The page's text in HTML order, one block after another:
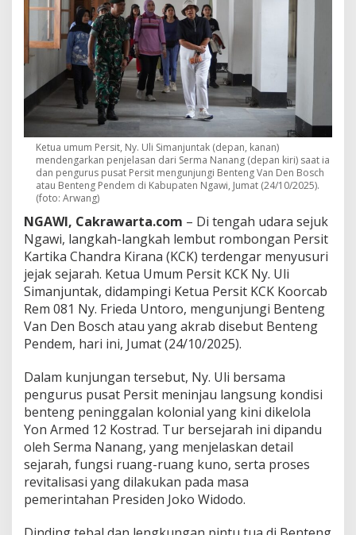
y
.
U
l
i
S
i
m
a
n
j
u
n
t
k
K
a
g
u
m
i
K
i
d
a
h
a
n
d
a
n
N
Ketua umum Persit, Ny. Uli Simanjuntak (depan, kanan)
mendengarkan penjelasan dari Serma Nanang (depan kiri) saat ia
dan pengurus pusat Persit mengunjungi Benteng Van Den Bosch
atau Benteng Pendem di Kabupaten Ngawi, Jumat (24/10/2025).
(foto: Arwang)
NGAWI, Cakrawarta.com – Di tengah udara sejuk
Ngawi, langkah-langkah lembut rombongan Persit
Kartika Chandra Kirana (KCK) terdengar menyusuri
jejak sejarah. Ketua Umum Persit KCK Ny. Uli
Simanjuntak, didampingi Ketua Persit KCK Koorcab
Rem 081 Ny. Frieda Untoro, mengunjungi Benteng
Van Den Bosch atau yang akrab disebut Benteng
Pendem, hari ini, Jumat (24/10/2025).
Dalam kunjungan tersebut, Ny. Uli bersama
pengurus pusat Persit meninjau langsung kondisi
benteng peninggalan kolonial yang kini dikelola
Yon Armed 12 Kostrad. Tur bersejarah ini dipandu
oleh Serma Nanang, yang menjelaskan detail
sejarah, fungsi ruang-ruang kuno, serta proses
revitalisasi yang dilakukan pada masa
pemerintahan Presiden Joko Widodo.